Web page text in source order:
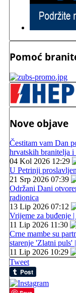
Pomoć
Nove objave
Čestitam vam Dan
hrvatskih branitelja i
04 Kol 2026 12:29
U Petrinji
21 Srp 2026 07:39
Održani Dani
radionica
13 Lip 2026 07:12
Vrijeme za buđenje
11 Lip 2026 11:30
Crne mambe su
starenje 'Zlatni puls'
11 Lip 2026 10:29
Tweet